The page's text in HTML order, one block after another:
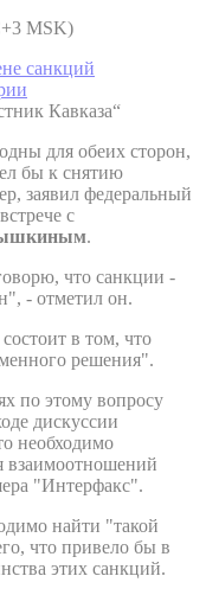
MSK)
Кавказа“
для обеих сторон,
бы к снятию
заявил федеральный
с
.
что санкции -
- отметил он.
в том, что
решения".
по этому вопросу
дискуссии
необходимо
взаимоотношений
"Интерфакс".
найти "такой
что привело бы в
этих санкций.